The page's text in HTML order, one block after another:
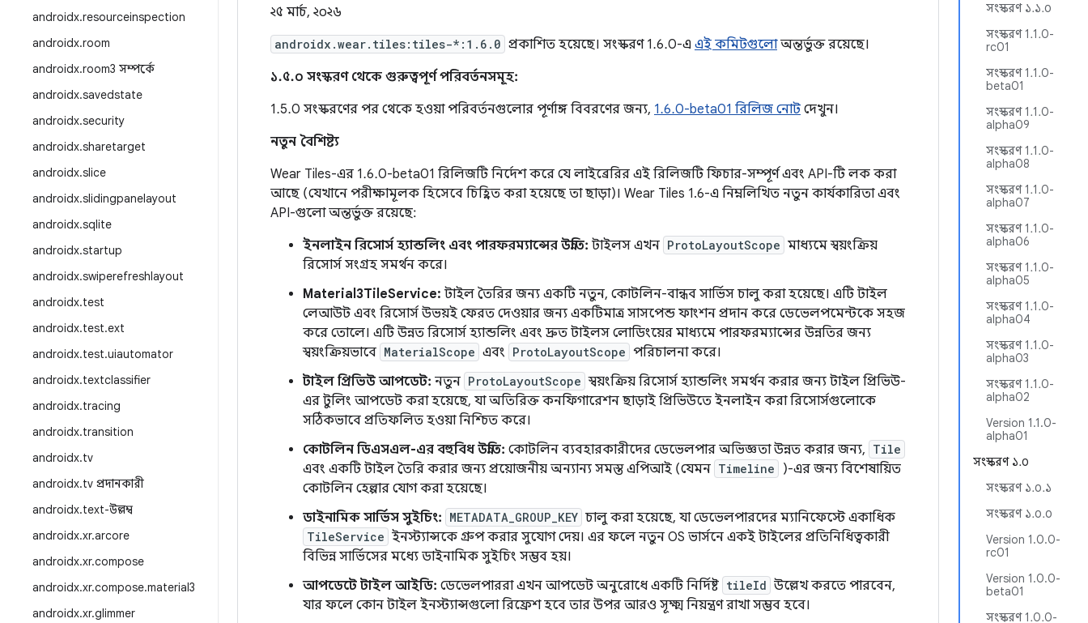
androidx.resourceinspection
androidx.room
androidx.room3 সম্পর্কে
androidx.savedstate
androidx.security
androidx.sharetarget
androidx.slice
androidx.slidingpanelayout
androidx.sqlite
androidx.startup
androidx.swiperefreshlayout
androidx.test
androidx.test.ext
androidx.test.uiautomator
androidx.textclassifier
androidx.tracing
androidx.transition
androidx.tv
androidx.tv প্রদানকারী
androidx.text-উল্লম্ব
androidx.xr.arcore
androidx.xr.compose
androidx.xr.compose.material3
androidx.xr.glimmer
সংস্করণ ১.১.০
সংস্করণ 1.1.0-
rc01
সংস্করণ 1.1.0-
beta01
সংস্করণ 1.1.0-
alpha09
সংস্করণ 1.1.0-
alpha08
সংস্করণ 1.1.0-
alpha07
সংস্করণ 1.1.0-
alpha06
সংস্করণ 1.1.0-
alpha05
সংস্করণ 1.1.0-
alpha04
সংস্করণ 1.1.0-
alpha03
সংস্করণ 1.1.0-
alpha02
Version 1.1.0-
alpha01
সংস্করণ ১.০
সংস্করণ ১.০.১
সংস্করণ ১.০.০
Version 1.0.0-
rc01
Version 1.0.0-
beta01
সংস্করণ 1.0.0-
২৫ মার্চ, ২০২৬
androidx.wear.tiles:tiles-*:1.6.0 প্রকাশিত হয়েছে। সংস্করণ 1.6.0-এ এই কমিটগুলোঅন্তর্ভুক্ত রয়েছে।
১.৫.০ সংস্করণ থেকে গুরুত্বপূর্ণ পরিবর্তনসমূহ:
1.5.0 সংস্করণের পর থেকে হওয়া পরিবর্তনগুলোর পূর্ণাঙ্গ বিবরণের জন্য, 1.6.0-beta01 রিলিজ নোট দেখুন।
নতুন বৈশিষ্ট্য
Wear Tiles-এর 1.6.0-beta01 রিলিজটি নির্দেশ করে যে লাইব্রেরির এই রিলিজটি ফিচার-সম্পূর্ণ এবং API-টি লক করা
আছে (যেখানে পরীক্ষামূলক হিসেবে চিহ্নিত করা হয়েছে তা ছাড়া)। Wear Tiles 1.6-এ নিম্নলিখিত নতুন কার্যকারিতা এবং
API-গুলো অন্তর্ভুক্ত রয়েছে:
ইনলাইন রিসোর্স হ্যান্ডলিং এবং পারফরম্যান্সের উন্নতি: টাইলস এখন ProtoLayoutScope মাধ্যমে স্বয়ংক্রিয়
রিসোর্স সংগ্রহ সমর্থন করে।
Material3TileService: টাইল তৈরির জন্য একটি নতুন, কোটলিন-বান্ধব সার্ভিস চালু করা হয়েছে। এটি টাইল
লেআউট এবং রিসোর্স উভয়ই ফেরত দেওয়ার জন্য একটিমাত্র সাসপেন্ড ফাংশন প্রদান করে ডেভেলপমেন্টকে সহজ
করে তোলে। এটি উন্নত রিসোর্স হ্যান্ডলিং এবং দ্রুত টাইলস লোডিংয়ের মাধ্যমে পারফরম্যান্সের উন্নতির জন্য
স্বয়ংক্রিয়ভাবে MaterialScope এবং ProtoLayoutScope পরিচালনা করে।
টাইল প্রিভিউ আপডেট: নতুন ProtoLayoutScope স্বয়ংক্রিয় রিসোর্স হ্যান্ডলিং সমর্থন করার জন্য টাইল প্রিভিউ-
এর টুলিং আপডেট করা হয়েছে, যা অতিরিক্ত কনফিগারেশন ছাড়াই প্রিভিউতে ইনলাইন করা রিসোর্সগুলোকে
সঠিকভাবে প্রতিফলিত হওয়া নিশ্চিত করে।
কোটলিন ডিএসএল-এর বহুবিধ উন্নতি: কোটলিন ব্যবহারকারীদের ডেভেলপার অভিজ্ঞতা উন্নত করার জন্য, Tile
এবং একটি টাইল তৈরি করার জন্য প্রয়োজনীয় অন্যান্য সমস্ত এপিআই (যেমন Timeline
)-এর জন্য বিশেষায়িত
কোটলিন হেল্পার যোগ করা হয়েছে।
ডাইনামিক সার্ভিস সুইচিং: METADATA_GROUP_KEY চালু করা হয়েছে, যা ডেভেলপারদের ম্যানিফেস্টে একাধিক
TileService ইনস্ট্যান্সকে গ্রুপ করার সুযোগ দেয়। এর ফলে নতুন OS ভার্সনে একই টাইলের প্রতিনিধিত্বকারী
বিভিন্ন সার্ভিসের মধ্যে ডাইনামিক সুইচিং সম্ভব হয়।
আপডেটে টাইল আইডি: ডেভেলপাররা এখন আপডেট অনুরোধে একটি নির্দিষ্ট tileId উল্লেখ করতে পারবেন,
যার ফলে কোন টাইল ইনস্ট্যান্সগুলো রিফ্রেশ হবে তার উপর আরও সূক্ষ্ম নিয়ন্ত্রণ রাখা সম্ভব হবে।